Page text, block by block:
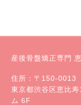
産後骨盤矯正専門
住所：〒150-0013
東京都渋谷区恵比
ム 6F